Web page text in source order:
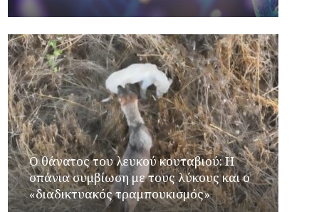
Ο θάνατος του λευκού κουταβιού: Η
σπάνια συμβίωση με τους λύκους και ο
«διαδικτυακός τραμπουκισμός»